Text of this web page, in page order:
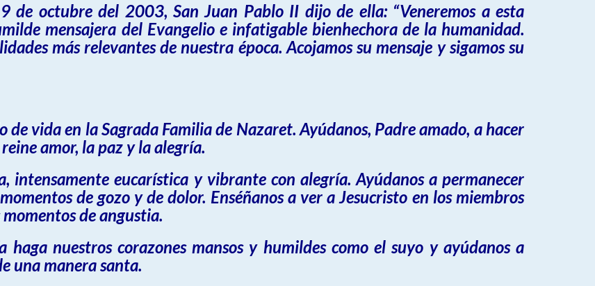
de octubre del 2003, San Juan Pablo II dijo de ella: “Veneremos a esta
mensajera del Evangelio e infatigable bienhechora de la humanidad.
más relevantes de nuestra época. Acojamos su mensaje y sigamos su
de vida en la Sagrada Familia de Nazaret. Ayúdanos, Padre amado, a hacer
amor, la paz y la alegría.
intensamente eucarística y vibrante con alegría. Ayúdanos a permanecer
de gozo y de dolor. Enséñanos a ver a Jesucristo en los miembros
de angustia.
haga nuestros corazones mansos y humildes como el suyo y ayúdanos a
una manera santa.